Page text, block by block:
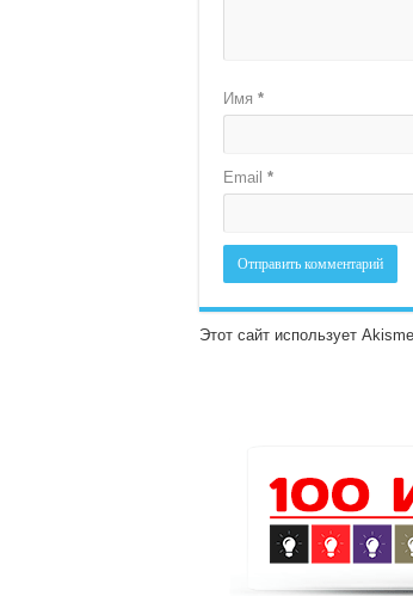
Имя *
Email *
Этот сайт использует